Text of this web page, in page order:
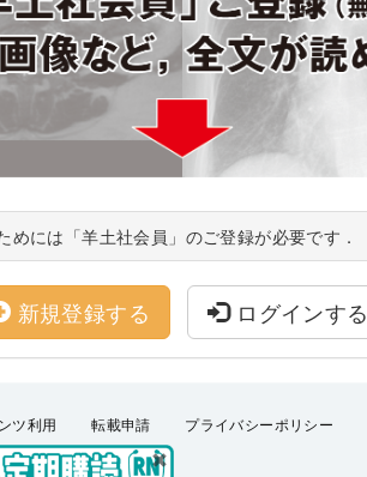
には「羊土社会員」のご登録が必要です．
新規登録する ログインする
ツ利用 転載申請 プライバシーポリシー
English